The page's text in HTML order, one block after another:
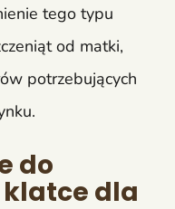
tego typu
od matki,
potrzebujących
do
dla